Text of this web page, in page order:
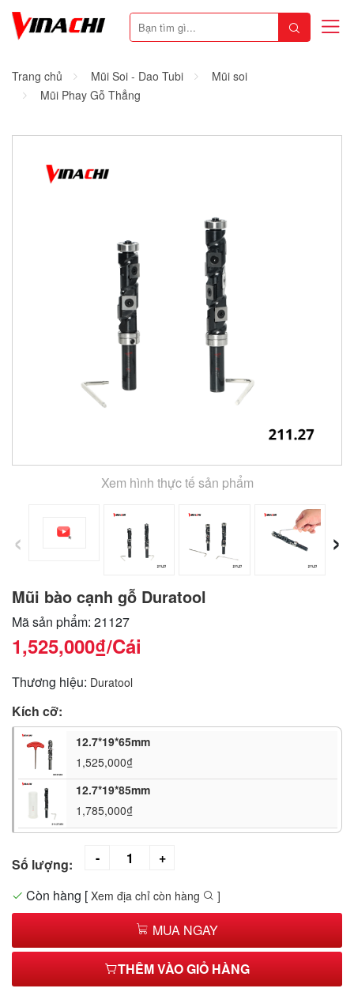
Trang chủ Mũi Soi - Dao Tubi
Mũi soi
Mũi Phay Gỗ Thẳng
Xem hình thực tế sản phẩm
‹ ›
Mũi bào cạnh gỗ Duratool
Mã sản phẩm: 21127
1,525,000₫/Cái
Thương hiệu: Duratool
Kích cỡ:
12.7*19*65mm
1,525,000₫
12.7*19*85mm
1,785,000₫
Số lượng:
Còn hàng [ Xem địa chỉ còn hàng ]
MUA NGAY
THÊM VÀO GIỎ HÀNG